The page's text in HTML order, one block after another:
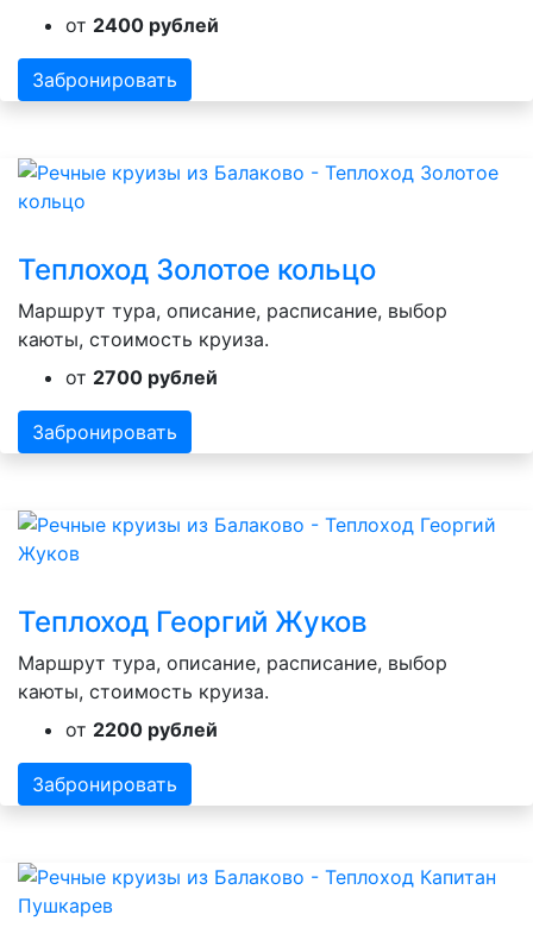
от 2400 рублей
Забронировать
Теплоход Золотое кольцо
Маршрут тура, описание, расписание, выбор
каюты, стоимость круиза.
от 2700 рублей
Забронировать
Теплоход Георгий Жуков
Маршрут тура, описание, расписание, выбор
каюты, стоимость круиза.
от 2200 рублей
Забронировать